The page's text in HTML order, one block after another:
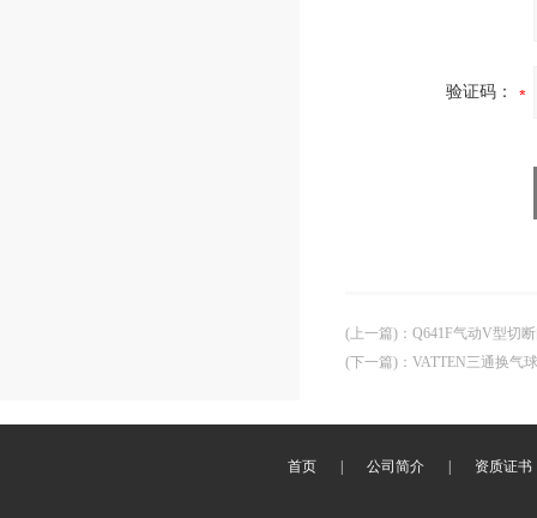
验证码：
(上一篇) ： Q641F气动V型切
(下一篇) ： VATTEN三通换气
首页 公司简介 资质证书